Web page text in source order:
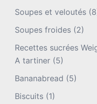
Soupes et veloutés
Soupes froides (2)
Recettes sucrées
A tartiner (5)
Bananabread (5)
Biscuits (1)